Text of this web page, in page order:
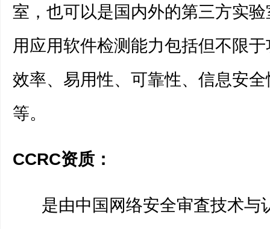
室，也可以是国内外的第三方实
用应用软件检测能力包括但不限
效率、易用性、可靠性、信息安
等。
CCRC资质：
是由中国网络安全审査技术与